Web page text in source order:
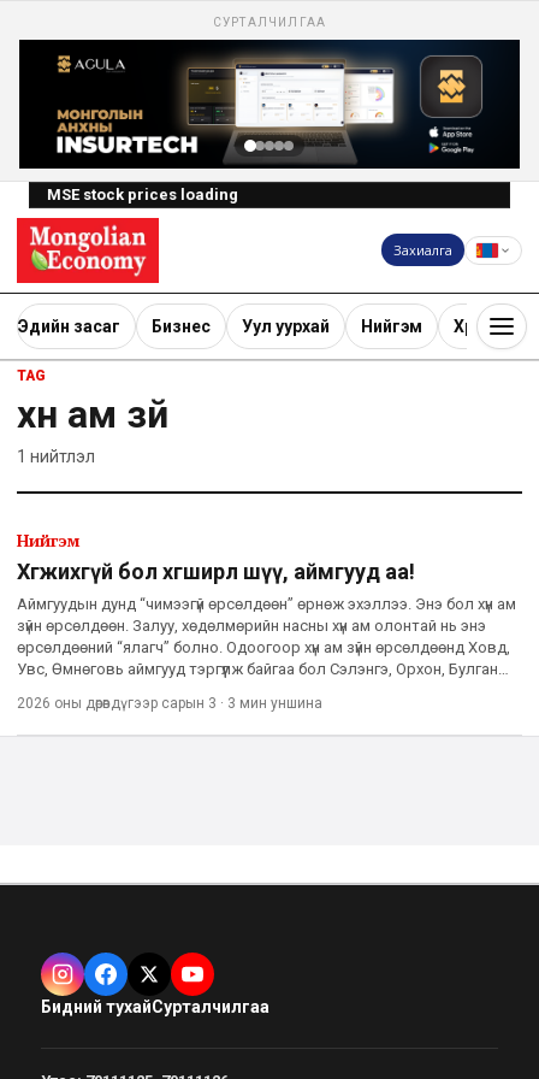
СУРТАЛЧИЛГАА
MSE stock prices loading
Захиалга
Эдийн засаг Бизнес Уул уурхай Нийгэм Хөрөнгө
TAG
хүн ам зүй
1 нийтлэл
Нийгэм
Хөгжихгүй бол хөгширлөө шүү, аймгууд аа!
Аймгуудын дунд “чимээгүй өрсөлдөөн” өрнөж эхэллээ. Энэ бол хүн ам
зүйн өрсөлдөөн. Залуу, хөдөлмөрийн насны хүн ам олонтай нь энэ
өрсөлдөөний “ялагч” болно. Одоогоор хүн ам зүйн өрсөлдөөнд Ховд,
Увс, Өмнөговь аймгууд тэргүүлж байгаа бол Сэлэнгэ, Орхон, Булган
2026 оны дөрөвдүгээр сарын 3 · 3 мин уншина
Бидний тухайСурталчилгаа